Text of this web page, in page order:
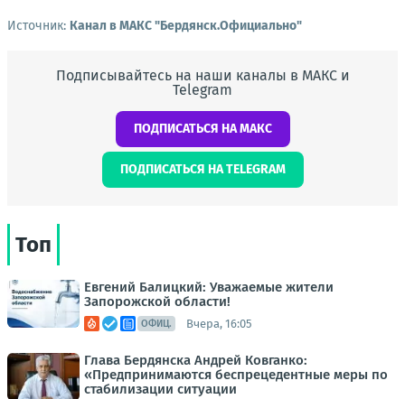
Источник: Канал в МАКС "Бердянск.Официально"
Подписывайтесь на наши каналы в МАКС и
Telegram
ПОДПИСАТЬСЯ НА МАКС
ПОДПИСАТЬСЯ НА TELEGRAM
Топ
Евгений Балицкий: Уважаемые жители
Запорожской области!
ОФИЦ. Вчера, 16:05
Глава Бердянска Андрей Ковганко:
«Предпринимаются беспрецедентные меры по
стабилизации ситуации